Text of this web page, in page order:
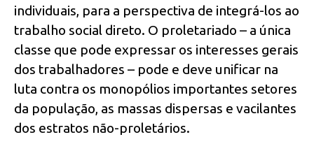
individuais, para a perspectiva de integrá-los ao
trabalho social direto. O proletariado – a única
classe que pode expressar os interesses gerais
dos trabalhadores – pode e deve unificar na
luta contra os monopólios importantes setores
da população, as massas dispersas e vacilantes
dos estratos não-proletários.